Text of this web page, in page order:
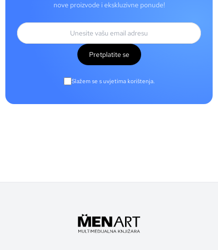
nove proizvode i ekskluzivne ponude!
Pretplatite se
Slažem se s uvjetima korištenja.